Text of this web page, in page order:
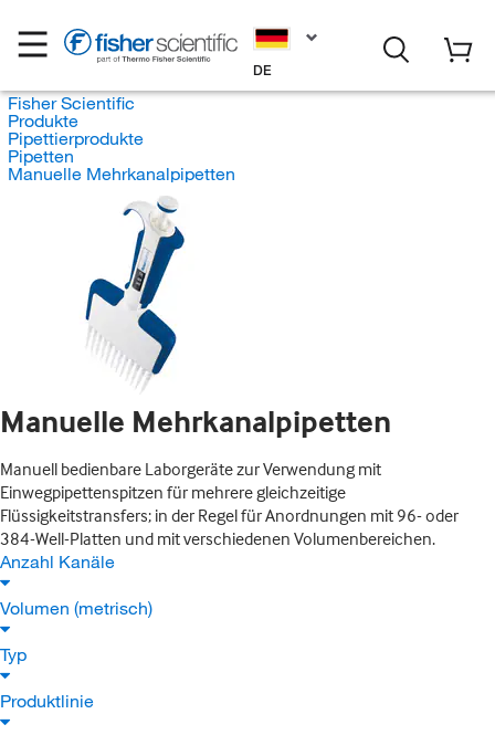
DE
Fisher Scientific
Produkte
Pipettierprodukte
Pipetten
Manuelle Mehrkanalpipetten
Manuelle Mehrkanalpipetten
Manuell bedienbare Laborgeräte zur Verwendung mit
Einwegpipettenspitzen für mehrere gleichzeitige
Flüssigkeitstransfers; in der Regel für Anordnungen mit 96- oder
384-Well-Platten und mit verschiedenen Volumenbereichen.
Anzahl Kanäle
Volumen (metrisch)
Typ
Produktlinie